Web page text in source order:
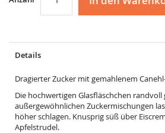
Details
Dragierter Zucker mit gemahlenem
Die hochwertigen Glasfläschchen
außergewöhnlichen Zuckermischungen
höher schlagen. Knusprig süß über
Apfelstrudel.